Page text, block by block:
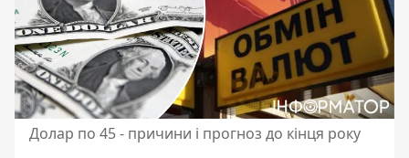
Долар по 45 - причини і прогноз до кінця року